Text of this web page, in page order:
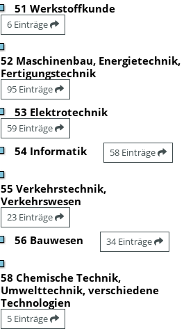
51 Werkstoffkunde
6 Einträge
52 Maschinenbau, Energietechnik,
Fertigungstechnik
95 Einträge
53 Elektrotechnik
59 Einträge
54 Informatik 58 Einträge
55 Verkehrstechnik,
Verkehrswesen
23 Einträge
56 Bauwesen 34 Einträge
58 Chemische Technik,
Umwelttechnik, verschiedene
Technologien
5 Einträge